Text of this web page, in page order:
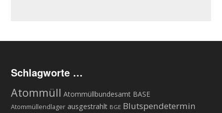
Schlagworte …
Atommüll Atommüllbundesamt BASE
Atommüllendlager ausgestrahlt BGE Blutspendetermin